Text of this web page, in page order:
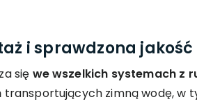
i sprawdzona jakość
się we wszelkich systemach z
transportujących zimną wodę, w